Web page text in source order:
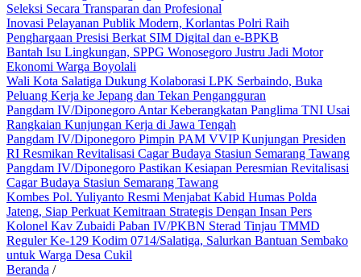
Seleksi Secara Transparan dan Profesional
Inovasi Pelayanan Publik Modern, Korlantas Polri Raih
Penghargaan Presisi Berkat SIM Digital dan e-BPKB
Bantah Isu Lingkungan, SPPG Wonosegoro Justru Jadi Motor
Ekonomi Warga Boyolali
Wali Kota Salatiga Dukung Kolaborasi LPK Serbaindo, Buka
Peluang Kerja ke Jepang dan Tekan Pengangguran
Pangdam IV/Diponegoro Antar Keberangkatan Panglima TNI Usai
Rangkaian Kunjungan Kerja di Jawa Tengah
Pangdam IV/Diponegoro Pimpin PAM VVIP Kunjungan Presiden
RI Resmikan Revitalisasi Cagar Budaya Stasiun Semarang Tawang
Pangdam IV/Diponegoro Pastikan Kesiapan Peresmian Revitalisasi
Cagar Budaya Stasiun Semarang Tawang
Kombes Pol. Yuliyanto Resmi Menjabat Kabid Humas Polda
Jateng, Siap Perkuat Kemitraan Strategis Dengan Insan Pers
Kolonel Kav Zubaidi Paban IV/PKBN Sterad Tinjau TMMD
Reguler Ke-129 Kodim 0714/Salatiga, Salurkan Bantuan Sembako
untuk Warga Desa Cukil
Beranda /